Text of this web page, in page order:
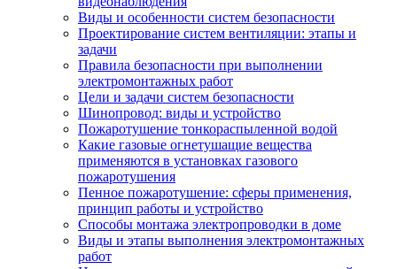
Виды и особенности систем безопасности
Проектирование систем вентиляции: этапы и
задачи
Правила безопасности при выполнении
электромонтажных работ
Цели и задачи систем безопасности
Шинопровод: виды и устройство
Пожаротушение тонкораспыленной водой
Какие газовые огнетушащие вещества
применяются в установках газового
пожаротушения
Пенное пожаротушение: сферы применения,
принцип работы и устройство
Способы монтажа электропроводки в доме
Виды и этапы выполнения электромонтажных
работ